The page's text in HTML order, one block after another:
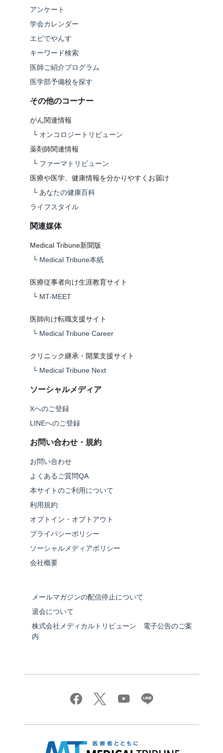
アンケート
学会カレンダー
エビでやんす
キーワード検索
医師ご紹介プログラム
医学部予備校を探す
その他のコーナー
がん関連情報
└ オンコロジートリビューン
薬剤師関連情報
└ ファーマトリビューン
医療や医学、健康情報を分かりやすくお届け
└ あなたの健康百科
ライフスタイル
関連媒体
Medical Tribune新聞版
└ Medical Tribune本紙
医療従事者向け生涯教育サイト
└ MT-MEET
医師向け転職支援サイト
└ Medical Tribune Career
クリニック継承・開業支援サイト
└ Medical Tribune Next
ソーシャルメディア
Xへのご登録
LINEへのご登録
お問い合わせ・規約
お問い合わせ
よくあるご質問QA
本サイトのご利用について
利用規約
オプトイン・オプトアウト
プライバシーポリシー
ソーシャルメディアポリシー
会社概要
メールマガジンの配信停止について
退会について
株式会社メディカルトリビューン 電子公告のご案
内